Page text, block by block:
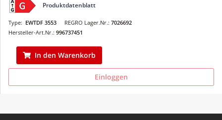
Produktdatenblatt
REGRO Lager.Nr.: 7026692
Type: EWTDF 3553
Hersteller-Art.Nr.: 996737451
In den Warenkorb
Einloggen